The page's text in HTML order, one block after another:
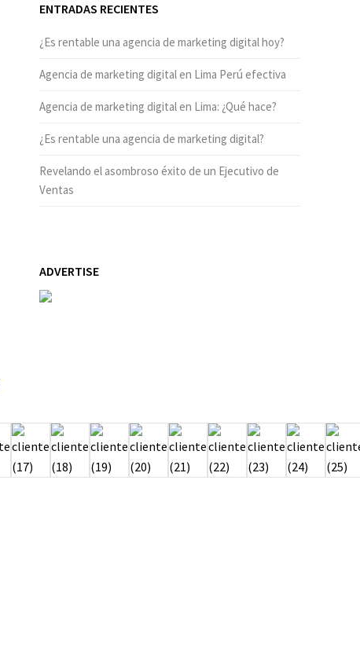
ENTRADAS RECIENTES
¿Es rentable una agencia de marketing digital hoy?
Agencia de marketing digital en Lima Perú efectiva
Agencia de marketing digital en Lima: ¿Qué hace?
¿Es rentable una agencia de marketing digital?
Revelando el asombroso éxito de un Ejecutivo de
Ventas
ADVERTISE